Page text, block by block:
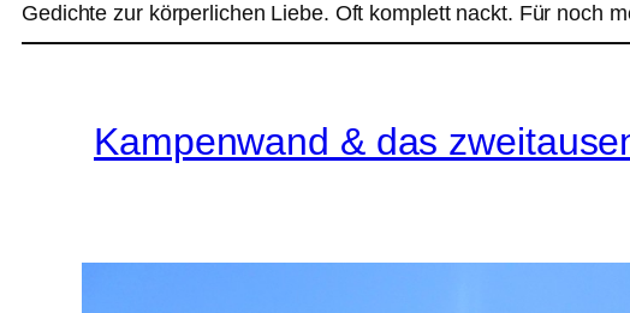
Gedichte zur körperlichen Liebe. Oft komplett nackt. Für noch
Kampenwand & das